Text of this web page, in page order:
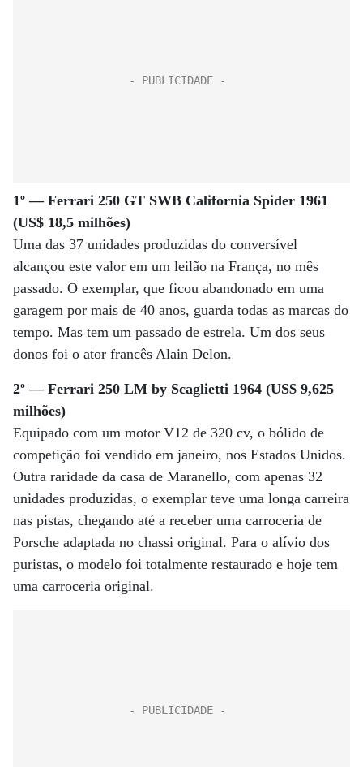
1º — Ferrari 250 GT SWB California Spider 1961
(US$ 18,5 milhões)
Uma das 37 unidades produzidas do conversível
alcançou este valor em um leilão na França, no mês
passado. O exemplar, que ficou abandonado em uma
garagem por mais de 40 anos, guarda todas as marcas do
tempo. Mas tem um passado de estrela. Um dos seus
donos foi o ator francês Alain Delon.
2º — Ferrari 250 LM by Scaglietti 1964 (US$ 9,625
milhões)
Equipado com um motor V12 de 320 cv, o bólido de
competição foi vendido em janeiro, nos Estados Unidos.
Outra raridade da casa de Maranello, com apenas 32
unidades produzidas, o exemplar teve uma longa carreira
nas pistas, chegando até a receber uma carroceria de
Porsche adaptada no chassi original. Para o alívio dos
puristas, o modelo foi totalmente restaurado e hoje tem
uma carroceria original.